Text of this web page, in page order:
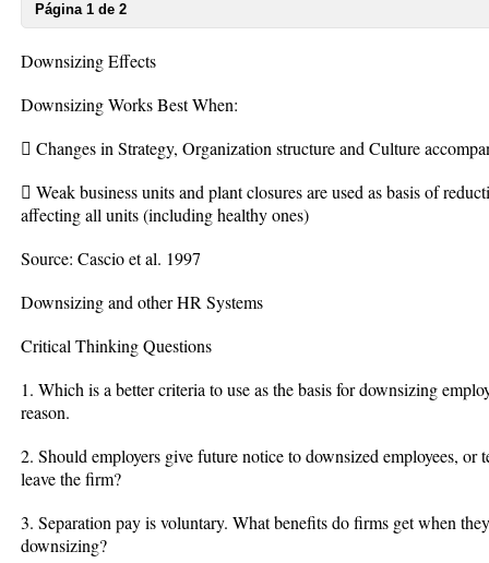
Página 1 de 2
Downsizing Effects
Downsizing Works Best When:
 Changes in Strategy, Organization structure and Culture
 Weak business units and plant closures are used as basis of
affecting all units (including healthy ones)
Source: Cascio et al. 1997
Downsizing and other HR Systems
Critical Thinking Questions
1. Which is a better criteria to use as the basis for downsizing
reason.
2. Should employers give future notice to downsized employees, or
leave the firm?
3. Separation pay is voluntary. What benefits do firms get when
downsizing?